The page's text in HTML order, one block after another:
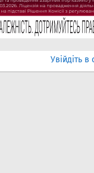
Увійдіть в